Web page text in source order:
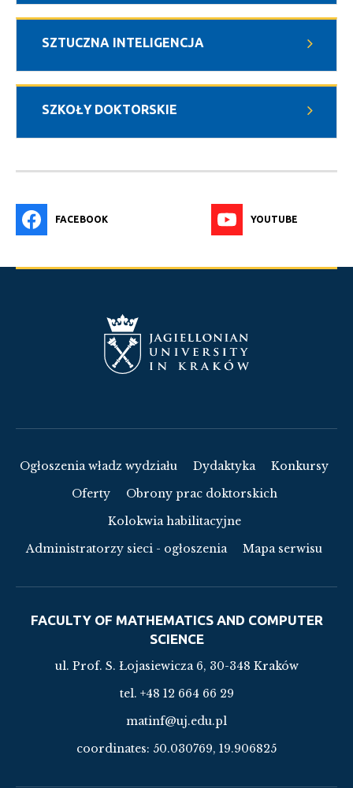
SZTUCZNA INTELIGENCJA
SZKOŁY DOKTORSKIE
FACEBOOK YOUTUBE
Ogłoszenia władz wydziału Dydaktyka
Konkursy
Oferty
Obrony prac doktorskich
Kolokwia habilitacyjne
Administratorzy sieci - ogłoszenia
Mapa serwisu
FACULTY OF MATHEMATICS AND COMPUTER
SCIENCE
ul. Prof. S. Łojasiewicza 6, 30-348 Kraków
tel. +48 12 664 66 29
matinf@uj.edu.pl
coordinates: 50.030769, 19.906825